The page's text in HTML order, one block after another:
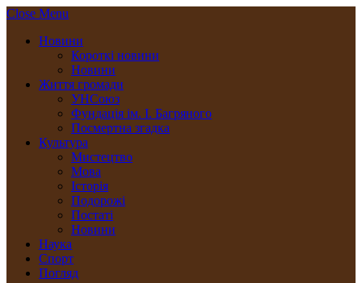
Close Menu
Новини
Короткі новини
Новини
Життя громади
УНСоюз
Фундація ім. І. Багряного
Посмертна згадка
Культура
Мистецтво
Мова
Історія
Подорожі
Постаті
Новини
Наука
Спорт
Погляд